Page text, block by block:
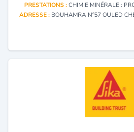
PRESTATIONS :CHIMIE MINÉRALE :
ADRESSE : BOUHAMRA N°57 OULED